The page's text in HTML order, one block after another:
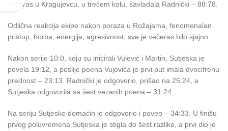
večeras u Kragujevcu, u trećem kolu, savladala Radnički – 88:78.
Odlična reakcija ekipe nakon poraza u Rožajama, fenomenalan
pristup, borba, energija, agresivnost, sve je večeras bilo sjajno.
Nakon serije 10:0, koju su inicirali Vulević i Martin, Sutjeska je
povela 19:12, a poslije poena Vujovića je prvi put imala dvocifrenu
prednost – 23:13. Radnički je odgovorio, prišao na 25:24, a
Sutjeska odgovorila sa šest vezanih poena – 31:24.
Na seriju Sutjeske domaćin je odgovorio i poveo – 34:33. U finišu
prvog poluvremena Sutjeska je stigla do šest razlike, a prvi dio je